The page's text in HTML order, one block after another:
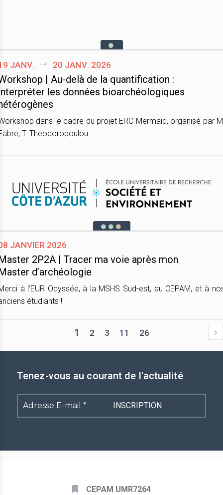
janv. 20 janv. 2026
| Au-delà de la quantification :
les données bioarchéologiques
dans le cadre du projet ERC Mermaid, organisé par
T. Theodoropoulou
janvier 2026
2P2A | Tracer ma voie après mon
d’archéologie
à l’EUR Odyssée, à la MSHS Sud-est, au CEPAM, et à
étudiants !
1 2 3 11 26
Tenez-vous au courant de l'actualité
Adresse
E-
CEPAM UMR7264